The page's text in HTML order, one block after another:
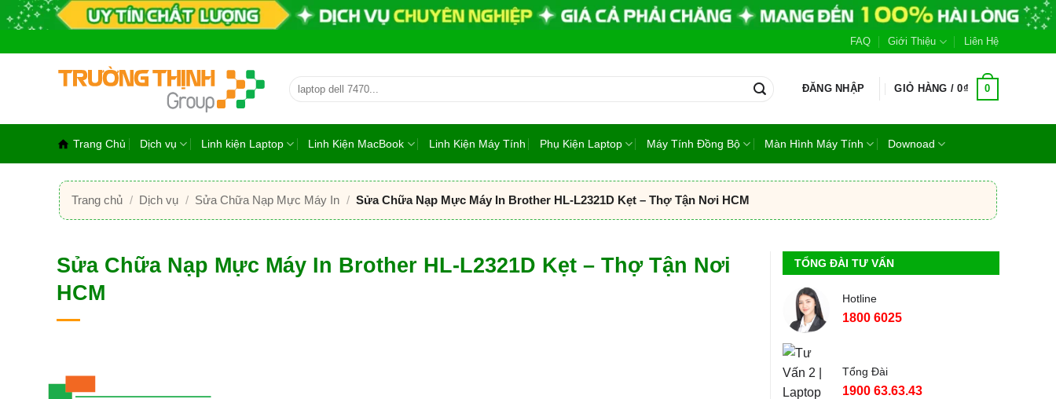
qua
FAQ Giới Thiệu Liên Hệ
Tìm
kiếm:
ĐĂNG NHẬP GIỎ HÀNG /0₫ 0
Trang Chủ Dịch vụ Linh kiện Laptop Linh Kiện MacBook Linh Kiện Máy Tính Phụ Kiện Laptop Máy Tính Đồng Bộ Màn Hình Máy Tính Downoad
Trang chủ / Dịch vụ / Sửa Chữa Nạp Mực Máy In / Sửa Chữa Nạp Mực Máy In Brother HL-L2321D Kẹt – Thợ Tận Nơi HCM
Sửa Chữa Nạp Mực Máy In Brother HL-L2321D Kẹt – Thợ Tận Nơi
HCM
TỔNG ĐÀI TƯ VẤN
Hotline
1800 6025
Tổng Đài
1900 63.63.43